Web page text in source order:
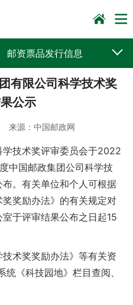
邮资票品发行信息
预决算公开
有限公司科学技术奖
公示
源： 中国邮政网
技术奖评审委员会于2022
中国邮政集团公司科学技
。有关单位和个人可根据
奖奖励办法》的有关规定对
于评审结果公布之日起15
术奖奖励办法》等有关资
《科技园地》栏目查阅、